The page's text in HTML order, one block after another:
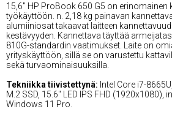
15,6'' HP ProBook 650 G5 on erinomainen
työkäyttöön. n. 2,18 kg painavan
alumiiniosat takaavat laitteen
kestävyyden. Kannettava täyttää
810G-standardin vaatimukset. Laite on
yrityskäyttöön, sillä se on varustettu
sekä turvaominaisuuksilla.
Tekniikka tiivistettynä: Intel Core i7-
M.2 SSD, 15.6'' LED IPS FHD (1920x1080),
Windows 11 Pro.